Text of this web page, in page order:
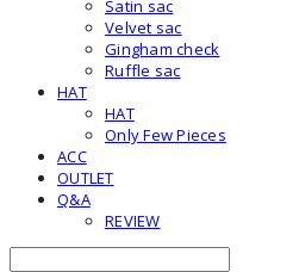
Satin sac
Velvet sac
Gingham check
Ruffle sac
HAT
HAT
Only Few Pieces
ACC
OUTLET
Q&A
REVIEW